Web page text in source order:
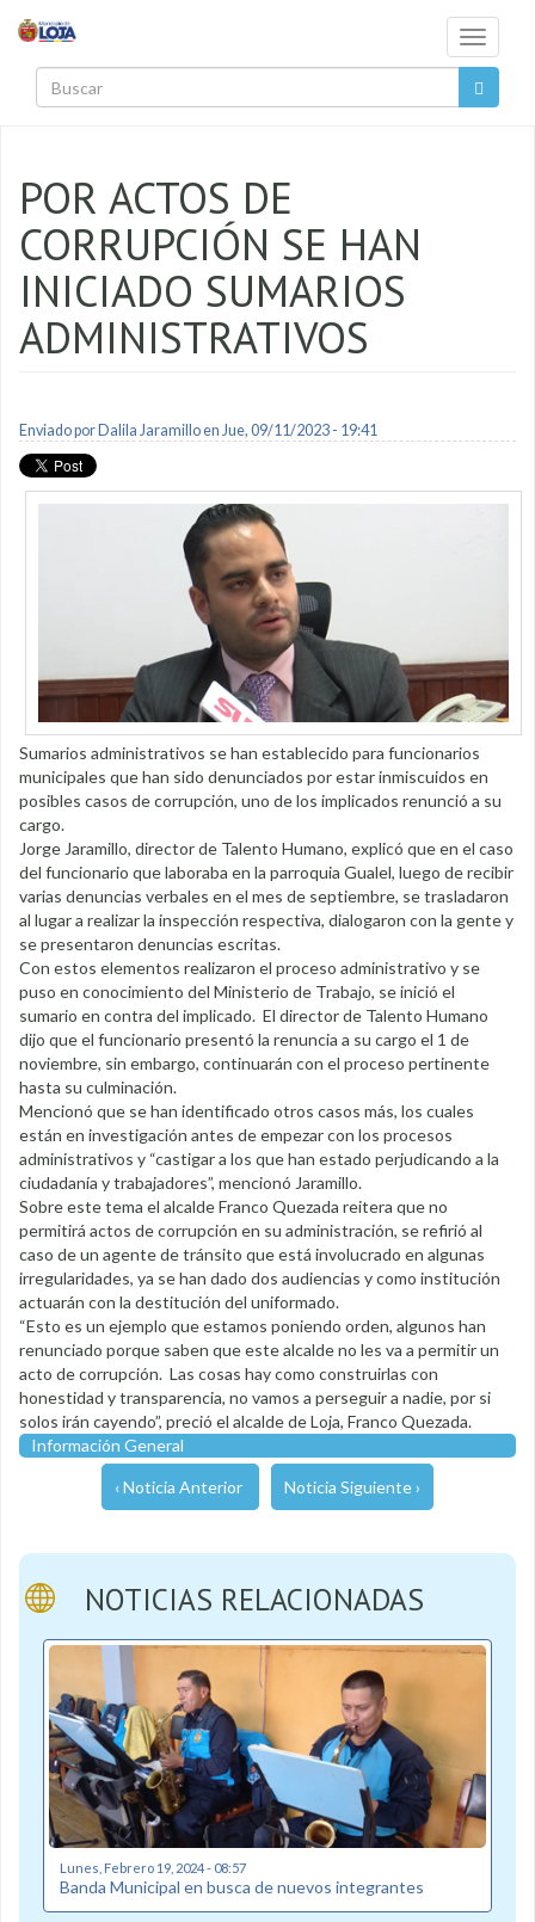
Toggle
POR ACTOS DE
CORRUPCIÓN SE HAN
INICIADO SUMARIOS
ADMINISTRATIVOS
Enviado por Dalila Jaramilloen Jue, 09/11/2023 - 19:41
Sumarios administrativos se han establecido para funcionarios
municipales que han sido denunciados por estar inmiscuidos en
posibles casos de corrupción, uno de los implicados renunció a su
cargo.
Jorge Jaramillo, director de Talento Humano, explicó que en el caso
del funcionario que laboraba en la parroquia Gualel, luego de recibir
varias denuncias verbales en el mes de septiembre, se trasladaron
al lugar a realizar la inspección respectiva, dialogaron con la gente y
se presentaron denuncias escritas.
Con estos elementos realizaron el proceso administrativo y se
puso en conocimiento del Ministerio de Trabajo, se inició el
sumario en contra del implicado. El director de Talento Humano
dijo que el funcionario presentó la renuncia a su cargo el 1 de
noviembre, sin embargo, continuarán con el proceso pertinente
hasta su culminación.
Mencionó que se han identificado otros casos más, los cuales
están en investigación antes de empezar con los procesos
administrativos y “castigar a los que han estado perjudicando a la
ciudadanía y trabajadores”, mencionó Jaramillo.
Sobre este tema el alcalde Franco Quezada reitera que no
permitirá actos de corrupción en su administración, se refirió al
caso de un agente de tránsito que está involucrado en algunas
irregularidades, ya se han dado dos audiencias y como institución
actuarán con la destitución del uniformado.
“Esto es un ejemplo que estamos poniendo orden, algunos han
renunciado porque saben que este alcalde no les va a permitir un
acto de corrupción. Las cosas hay como construirlas con
honestidad y transparencia, no vamos a perseguir a nadie, por si
solos irán cayendo”, preció el alcalde de Loja, Franco Quezada.
Información General
‹ Noticia Anterior Noticia Siguiente ›
NOTICIAS RELACIONADAS
Lunes, Febrero 19, 2024 - 08:57
Banda Municipal en busca de nuevos integrantes